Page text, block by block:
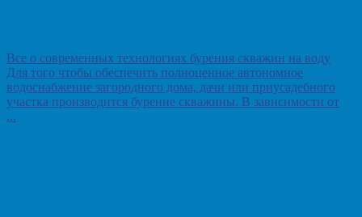
Все о современных технологиях бурения скважин на воду
Для того чтобы обеспечить полноценное автономное
водоснабжение загородного дома, дачи или приусадебного
участка производится бурение скважины. В зависимости от
...